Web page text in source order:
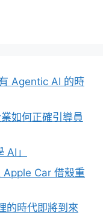
Agentic AI 的時
如何正確引導員
」
Apple Car 借殼重
的時代即將到來